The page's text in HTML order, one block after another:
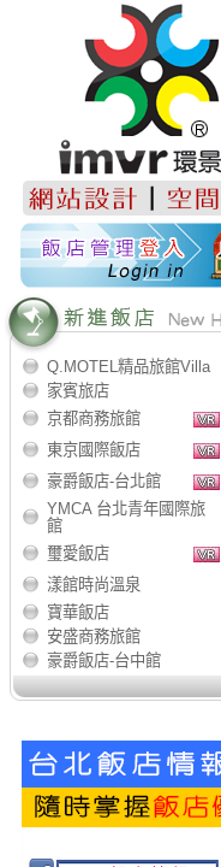
Q.MOTEL精品旅館Villa
家賓旅店
京都商務旅館
東京國際飯店
豪爵飯店-台北館
YMCA 台北青年國際旅
館
璽愛飯店
漾館時尚溫泉
寶華飯店
安盛商務旅館
豪爵飯店-台中館